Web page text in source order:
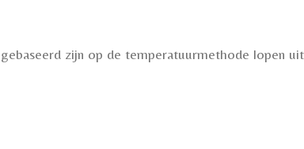
zijn op de temperatuurmethode lopen